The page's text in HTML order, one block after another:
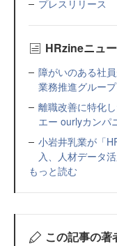
プレスリリース
HRzineニュ
障がいのある社
業務推進グルー
離職改善に特化
エー ourlyカンパ
小岩井乳業が「
入、人材データ
もっと読む
この記事の著